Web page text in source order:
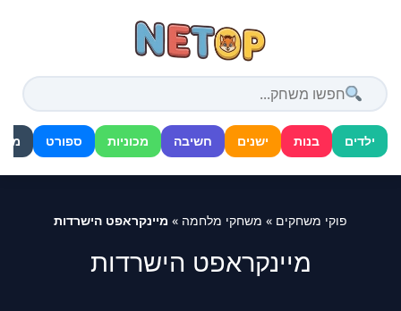
ילדים בנות ישנים חשיבה מכוניות ספורט
פוקי משחקים » משחקי מלחמה » מיינקראפט הישרדות
מיינקראפט הישרדות